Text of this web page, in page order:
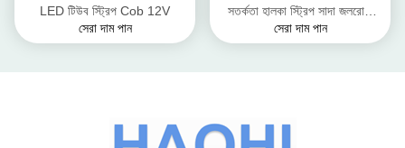
LED টিউব স্ট্রিপ Cob 12V
সেরা দাম পান
সতর্কতা হালকা স্ট্রিপ সাদা জলরোধী
120cm
সেরা দাম পান